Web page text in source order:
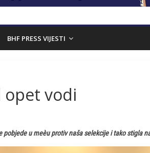
BHF PRESS VIJESTI
opet vodi
u meèu protiv naša selekcije i tako stigla